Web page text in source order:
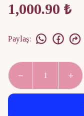
1,000.90 ₺
Paylaş: